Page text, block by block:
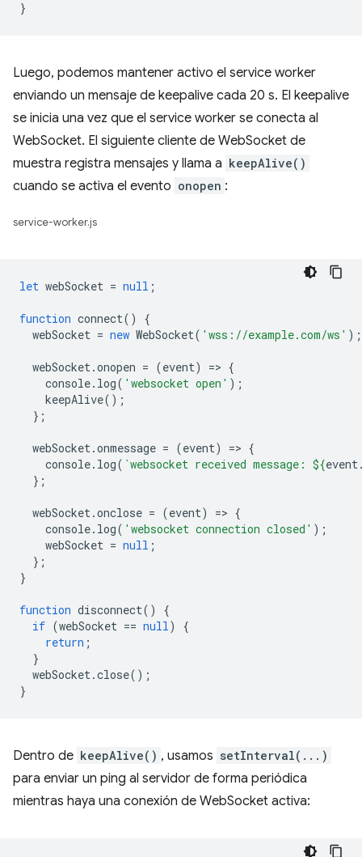
}
Luego, podemos mantener activo el service worker
enviando un mensaje de keepalive cada 20 s. El keepalive
se inicia una vez que el service worker se conecta al
WebSocket. El siguiente cliente de WebSocket de
muestra registra mensajes y llama a keepAlive()
cuando se activa el evento onopen :
service-worker.js
let webSocket = null ;
function connect()
{
webSocket = new WebSocket( 'wss://example.com/ws' );
webSocket.onopen = (event) => {
console. log( 'websocket open' );
keepAlive();
};
webSocket.onmessage = (event) => {
console. log( `websocket received message: ${event
};
webSocket.onclose = (event) => {
console. log( 'websocket connection closed' );
webSocket = null ;
};
}
function disconnect()
{
if (webSocket == null)
{
return ;
}
webSocket.close();
}
Dentro de keepAlive() , usamos setInterval(...)
para enviar un ping al servidor de forma periódica
mientras haya una conexión de WebSocket activa: